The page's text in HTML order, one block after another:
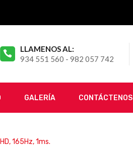
LLAMENOS AL:
934 551 560 - 982 057 742
GALERÍA CONTÁCTENOS
165Hz, 1ms.